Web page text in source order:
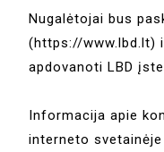
Nugalėtojai bus
(https://www.lbd.lt)
apdovanoti LBD
Informacija apie
interneto svetainėje